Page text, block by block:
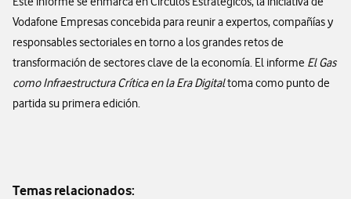
Vodafone Empresas concebida para reunir a expertos, compañías y
responsables sectoriales en torno a los grandes retos de
transformación de sectores clave de la economía. El informe El Gas
como Infraestructura Crítica en la Era Digitaltoma como punto de
partida su primera edición.
Temas relacionados: